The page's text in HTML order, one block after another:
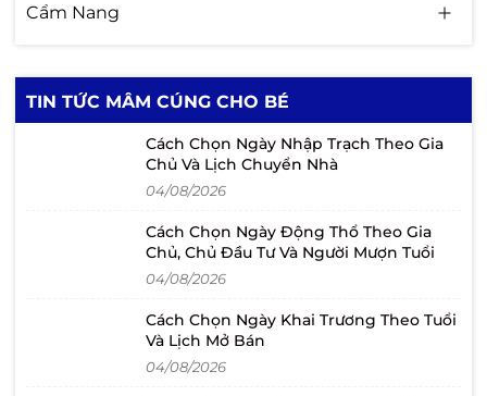
Cẩm Nang
TIN TỨC MÂM CÚNG CHO BÉ
Cách Chọn Ngày Nhập Trạch Theo Gia
Chủ Và Lịch Chuyển Nhà
04/08/2026
Cách Chọn Ngày Động Thổ Theo Gia
Chủ, Chủ Đầu Tư Và Người Mượn Tuổi
04/08/2026
Cách Chọn Ngày Khai Trương Theo Tuổi
Và Lịch Mở Bán
04/08/2026